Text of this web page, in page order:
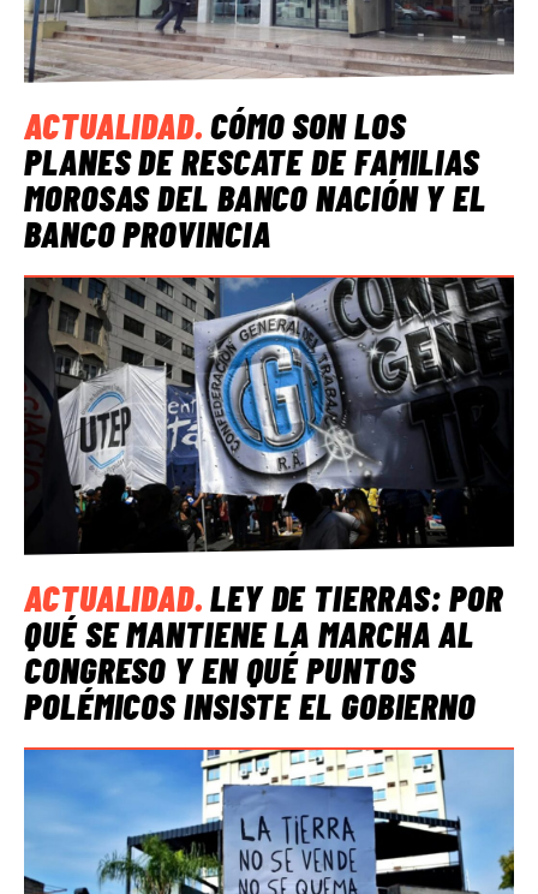
ACTUALIDAD.CÓMO SON LOS
PLANES DE RESCATE DE FAMILIAS
MOROSAS DEL BANCO NACIÓN Y EL
BANCO PROVINCIA
ACTUALIDAD.LEY DE TIERRAS: POR
QUÉ SE MANTIENE LA MARCHA AL
CONGRESO Y EN QUÉ PUNTOS
POLÉMICOS INSISTE EL GOBIERNO